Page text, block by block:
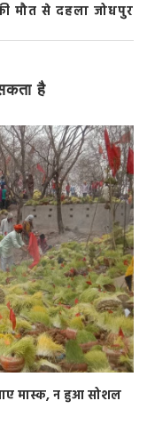
मौत से दहला जोधपुर
है
मास्क, न हुआ सोशल